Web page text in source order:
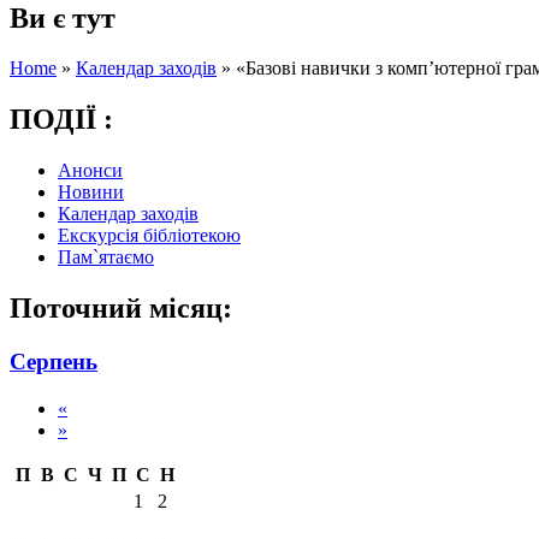
Ви є тут
Home » Календар заходів » «Базові навички з комп’ютерної
ПОДІЇ :
Анонси
Новини
Календар заходів
Екскурсія бібліотекою
Пам`ятаємо
Поточний місяц:
Серпень
«
»
П В С Ч П С Н
1
2